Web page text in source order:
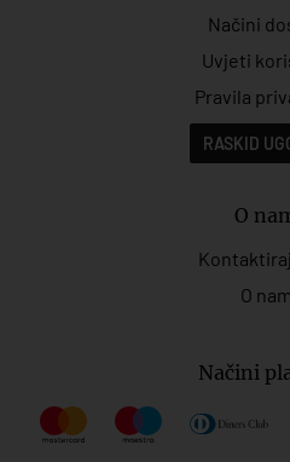
Načini
Uvjeti
Pravila
RASKID
O
O
Načini